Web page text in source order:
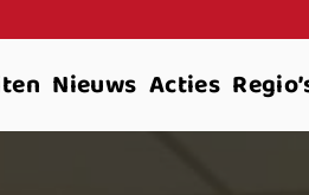
Nieuws Acties